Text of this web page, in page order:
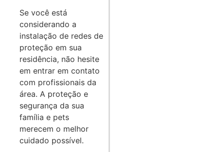
Se você está
considerando a
instalação de redes de
proteção em sua
residência, não hesite
em entrar em contato
com profissionais da
área. A proteção e
segurança da sua
família e pets
merecem o melhor
cuidado possível.